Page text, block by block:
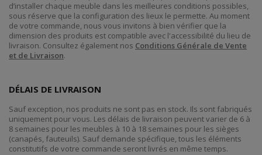
d’installer chaque meuble dans les meilleures conditions possibles,
sous réserve que la configuration des lieux le permette. Au moment
de votre commande, nous vous invitons à bien vérifier que la
dimension des produits est compatible avec l'accessibilité du lieu de
livraison. Consultez également nos Conditions Générale de Vente
et de Livraison.
DÉLAIS DE LIVRAISON
Sauf exception, nos produits ne sont pas en stock. Ils sont fabriqués
uniquement pour vous. Les délais de livraison peuvent varier de 6 à
8 semaines pour les meubles à 10 à 18 semaines pour les sièges
(canapés, fauteuils). Sauf demande spécifique, tous les éléments
constitutifs de votre commande seront livrés en même temps.